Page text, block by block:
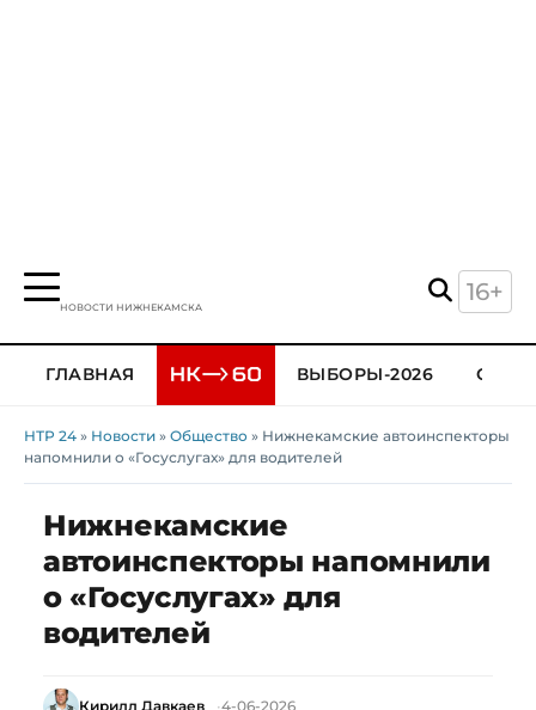
НОВОСТИ НИЖНЕКАМСКА
16+
ГЛАВНАЯ ВЫБОРЫ-2026
НТР 24 » Новости » Общество » Нижнекамские автоинспекторы
напомнили о «Госуслугах» для водителей
Нижнекамские
автоинспекторы напомнили
о «Госуслугах» для
водителей
Кирилл Давкаев 4-06-2026